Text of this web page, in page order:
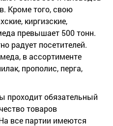
Кроме того, свою
киргизские,
превышает 500 тонн.
радует посетителей.
в ассортименте
прополис, перга,
проходит обязательный
товаров
все партии имеются